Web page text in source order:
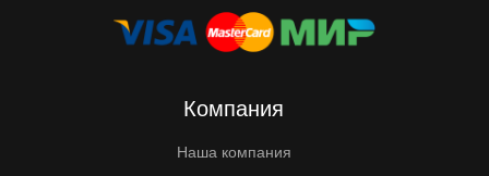
Компания
Наша компания